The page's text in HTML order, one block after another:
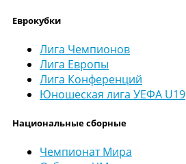
Еврокубки
Лига Чемпионов
Лига Европы
Лига Конференций
Юношеская лига УЕФА U19
Национальные сборные
Чемпионат Мира